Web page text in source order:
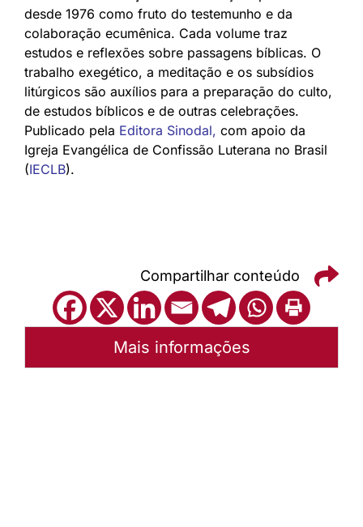
desde 1976 como fruto do testemunho e da
colaboração ecumênica. Cada volume traz
estudos e reflexões sobre passagens bíblicas. O
trabalho exegético, a meditação e os subsídios
litúrgicos são auxílios para a preparação do culto,
de estudos bíblicos e de outras celebrações.
Publicado pela Editora Sinodal, com apoio da
Igreja Evangélica de Confissão Luterana no Brasil
(IECLB).
Compartilhar conteúdo
Mais informações